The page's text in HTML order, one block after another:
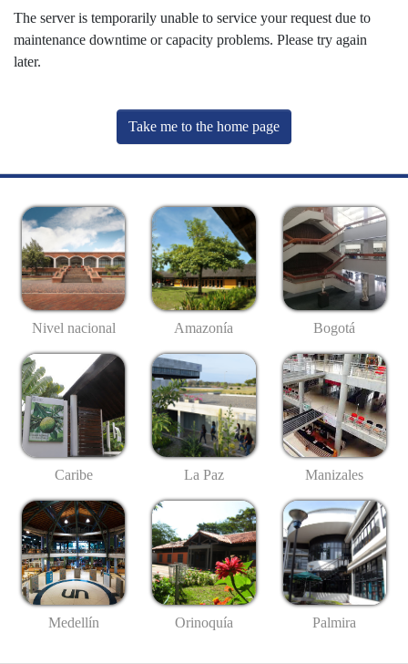
The server is temporarily unable to service your request due to
maintenance downtime or capacity problems. Please try again
later.
Take me to the home page
Nivel nacional Amazonía Bogotá
Caribe La Paz Manizales
Medellín Orinoquía Palmira